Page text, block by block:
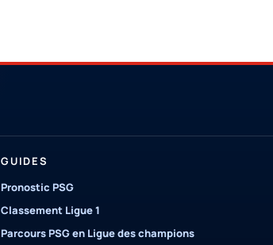
GUIDES
Pronostic PSG
Classement Ligue 1
Parcours PSG en Ligue des champions